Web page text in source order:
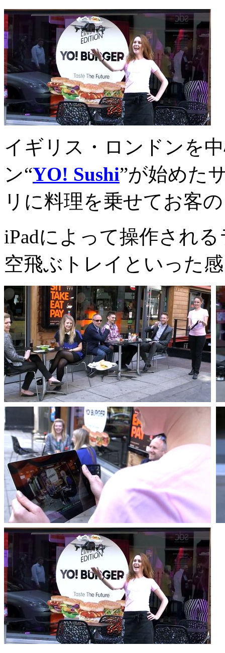
イギリス・ロンドンを
ン“YO! Sushi”が始めた
リに料理を乗せてお客
iPadによって操作され
空飛ぶトレイといった